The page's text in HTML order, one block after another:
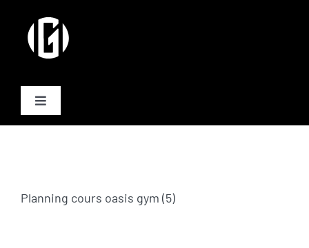
contenu
Toggle
Planning cours oasis gym (5)